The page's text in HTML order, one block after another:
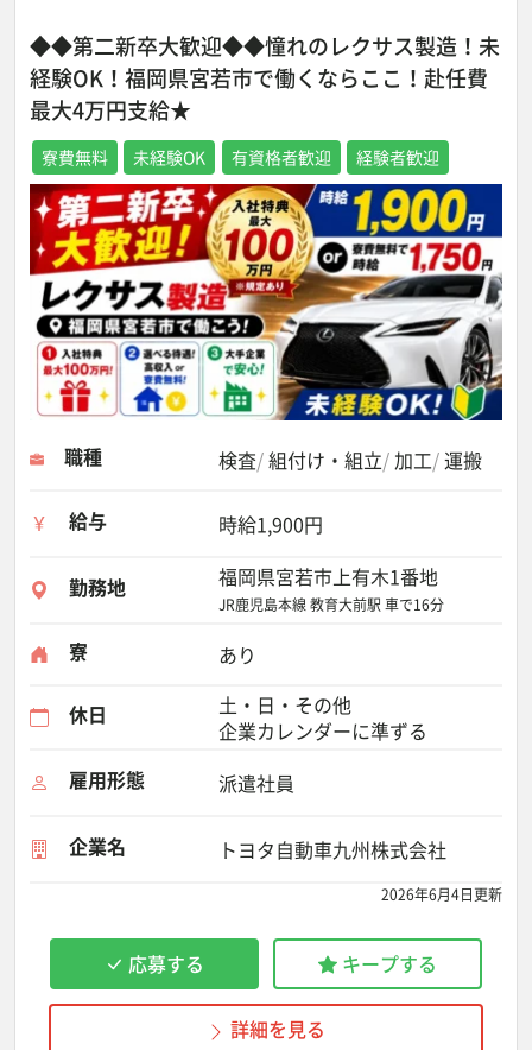
◆◆第二新卒大歓迎◆◆憧れのレクサス製造！未
経験OK！福岡県宮若市で働くならここ！赴任費
最大4万円支給★
寮費無料 未経験OK 有資格者歓迎 経験者歓迎
職種 検査 組付け・組立 加工 運搬
給与 時給1,900円
勤務地 福岡県宮若市上有木1番地
JR鹿児島本線 教育大前駅 車で16分
寮 あり
休日
土・日・その他
企業カレンダーに準ずる
雇用形態
派遣社員
企業名 トヨタ自動車九州株式会社
2026年6月4日更新
応募する キープする
詳細を見る